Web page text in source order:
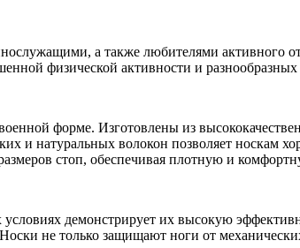
а также любителями активного
физической активности и разнообразных
форме. Изготовлены из
и натуральных волокон позволяет носкам
стоп, обеспечивая плотную и
демонстрирует их высокую
не только защищают ноги от